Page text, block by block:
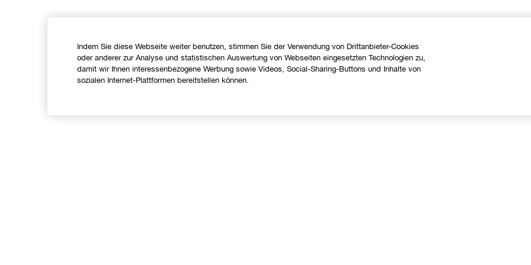
Indem Sie diese Webseite weiter benutzen, stimmen Sie der Verwendung von Drittanbieter-Cookies
oder anderer zur Analyse und statistischen Auswertung von Webseiten eingesetzten Technologien zu,
damit wir Ihnen interessenbezogene Werbung sowie Videos, Social-Sharing-Buttons und Inhalte von
sozialen Internet-Plattformen bereitstellen können.